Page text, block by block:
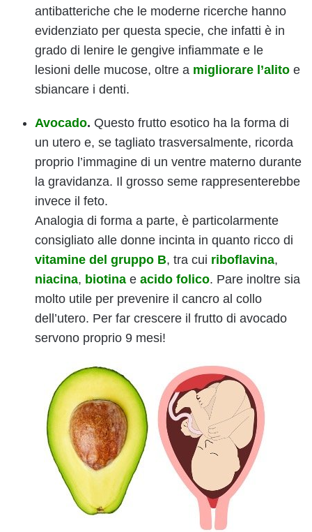
antibatteriche che le moderne ricerche hanno
evidenziato per questa specie, che infatti è in
grado di lenire le gengive infiammate e le
lesioni delle mucose, oltre a migliorare l’alito e
sbiancare i denti.
Avocado. Questo frutto esotico ha la forma di
un utero e, se tagliato trasversalmente, ricorda
proprio l’immagine di un ventre materno durante
la gravidanza. Il grosso seme rappresenterebbe
invece il feto.
Analogia di forma a parte, è particolarmente
consigliato alle donne incinta in quanto ricco di
vitamine del gruppo B, tra cui riboflavina,
niacina, biotina e acido folico. Pare inoltre sia
molto utile per prevenire il cancro al collo
dell’utero. Per far crescere il frutto di avocado
servono proprio 9 mesi!